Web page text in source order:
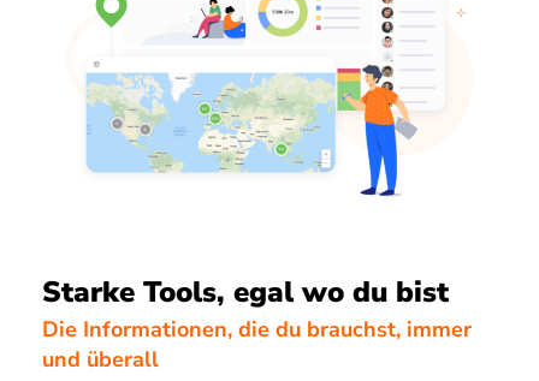
Starke Tools, egal wo du bist
Die Informationen, die du brauchst, immer
und überall